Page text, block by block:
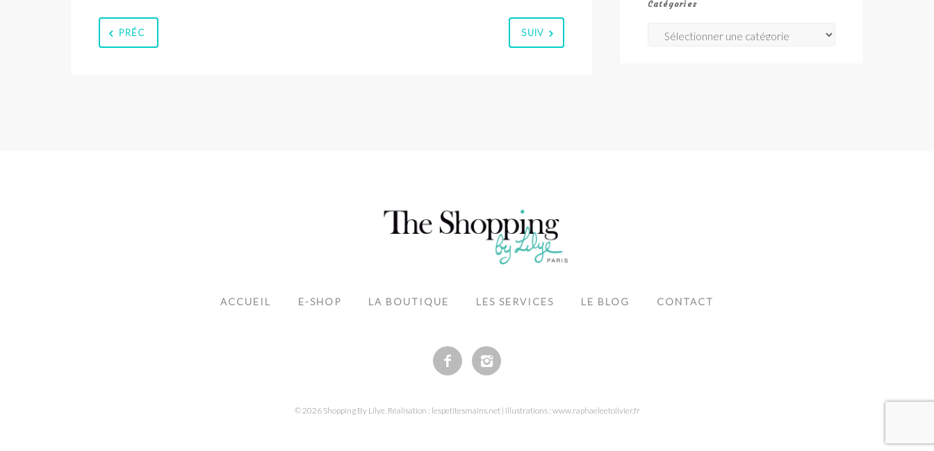
PRÉC SUIV
Catégories
ACCUEIL E-SHOP LA BOUTIQUE LES SERVICES LE BLOG CONTACT
© 2026 Shopping By Lilye. Réalisation : lespetitesmains.net | illustrations : www.raphaeleetolivier.fr